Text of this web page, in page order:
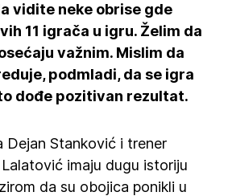
vidite neke obrise gde
11 igrača u igru. Želim da
važnim. Mislim da
podmladi, da se igra
dođe pozitivan rezultat.
Dejan Stanković i trener
imaju dugu istoriju
da su obojica ponikli u